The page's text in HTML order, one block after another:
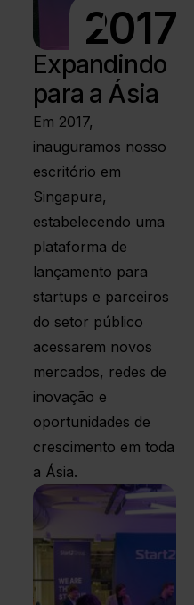
Expandindo
para a Ásia
Em 2017,
inauguramos nosso
escritório em
Singapura,
estabelecendo uma
plataforma de
lançamento para
startups e parceiros
do setor público
acessarem novos
mercados, redes de
inovação e
oportunidades de
crescimento em toda
a Ásia.
2017